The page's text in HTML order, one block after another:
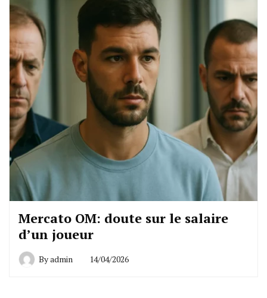
Mercato OM: doute sur le salaire
d’un joueur
Byadmin 14/04/2026